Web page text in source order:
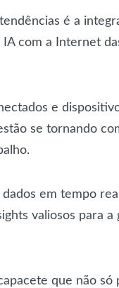
é a
com a Internet
e
se tornando
dados em tempo
valiosos para a
que não só